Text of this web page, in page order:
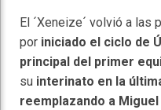
El ´Xeneize´ volvió a
por iniciado el ciclo de
principal del primer
su interinato en la
reemplazando a